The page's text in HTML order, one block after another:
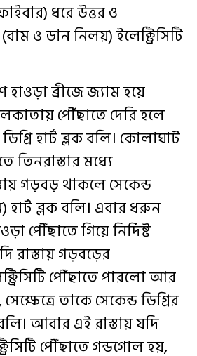
)ধরেউত্তরও
(বামওডাননিলয়)ইলেক্ট্রিসিটি
হাওড়াব্রীজেজ্যামহয়ে
পৌঁছাতেদেরিহলে
ডিগ্রিহার্টব্লকবলি। কোলাঘাট
তিনরাস্তারমধ্যে
গড়বড়থাকলেসেকেন্ড
)হার্টব্লকবলি। এবারধরুন
পৌঁছাতেগিয়েনির্দিষ্ট
রাস্তায়গড়বড়ের
পৌঁছাতেপারলোআর
সেক্ষেত্রেতাকেসেকেন্ডডিগ্রির
।আবারএইরাস্তায়যদি
পৌঁছাতেগন্ডগোলহয়,